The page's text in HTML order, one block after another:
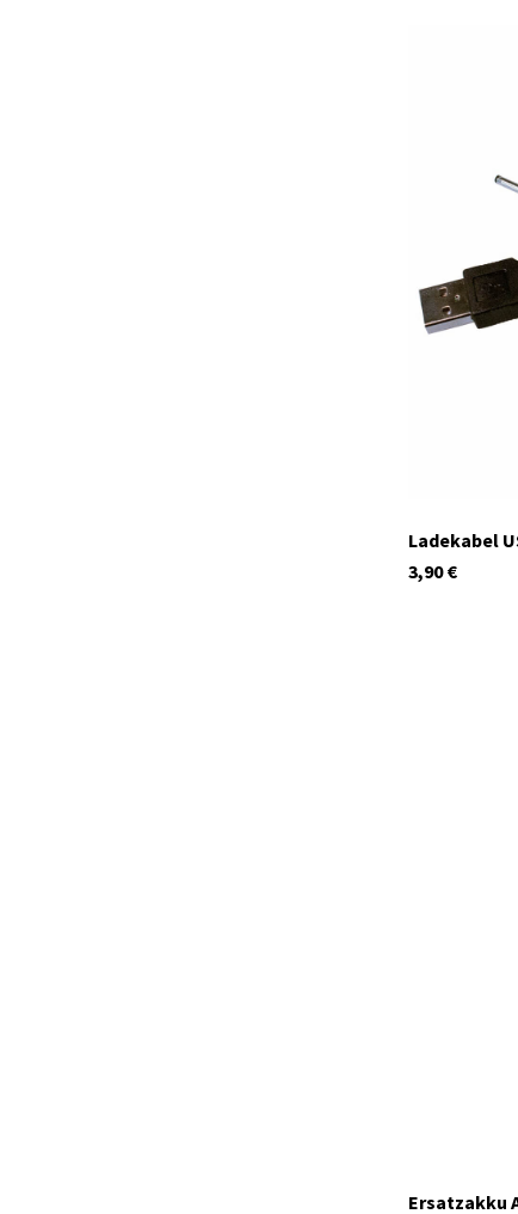
Ladekabel
€
3,90
Ersatzakku